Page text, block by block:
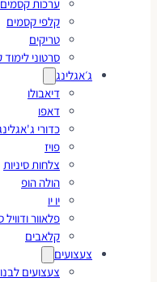
ערכות קסמים
קלפי קסמים
טריקים
סרטוני
ג׳אגלינג
דיאבולו
דאפו
כדורי
פויז
צלחות סיניות
הולה הופ
יו יו
פלאוור
קלאבים
צעצועים
צעצועים